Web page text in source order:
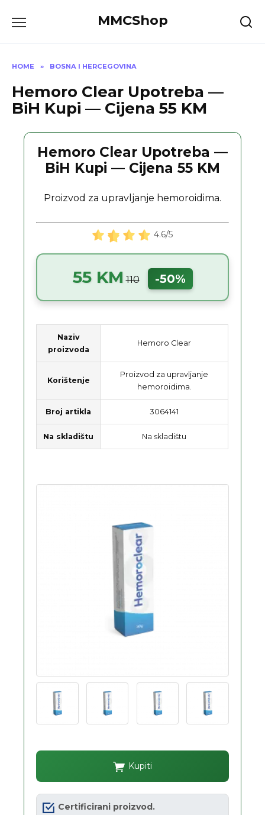
MMCShop
HOME » BOSNA I HERCEGOVINA
Hemoro Clear Upotreba —
BiH Kupi — Cijena 55 KM
Hemoro Clear Upotreba —
BiH Kupi — Cijena 55 KM
Proizvod za upravljanje hemoroidima.
4.6/5
55 KM 110 -50%
Naziv
proizvoda
Hemoro Clear
Korištenje
Proizvod za upravljanje
hemoroidima.
Broj artikla 3064141
Na skladištu Na skladištu
Kupiti
Certificirani proizvod.